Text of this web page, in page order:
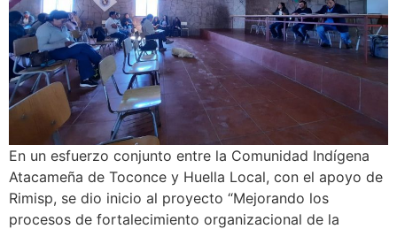
En un esfuerzo conjunto entre la Comunidad Indígena
Atacameña de Toconce y Huella Local, con el apoyo de
Rimisp, se dio inicio al proyecto “Mejorando los
procesos de fortalecimiento organizacional de la